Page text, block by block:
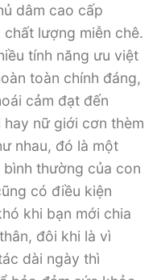
dâm cao cấp
lượng miễn chê.
tính năng ưu việt
toàn chính đáng,
cảm đạt đến
hay nữ giới cơn thèm
nhau, đó là một
thường của con
có điều kiện
khi bạn mới chia
đôi khi là vì
dài ngày thì